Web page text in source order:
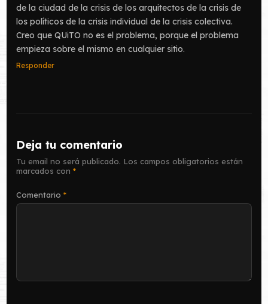
de la ciudad de la crisis de los arquitectos de la crisis de
los políticos de la crisis individual de la crisis colectiva.
Creo que QUiTO no es el problema, porque el problema
empieza sobre el mismo en cualquier sitio.
Responder
Deja tu comentario
Tu email no será publicado. Los campos obligatorios están
marcados con*
Comentario*